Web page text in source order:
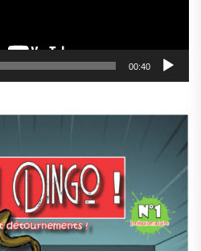
00:40